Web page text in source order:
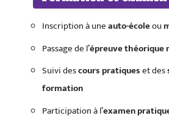
Inscription à uneauto-écoleou
Passage de l’épreuve théorique
Suivi descours pratiqueset des
formation
Participation à l’examen